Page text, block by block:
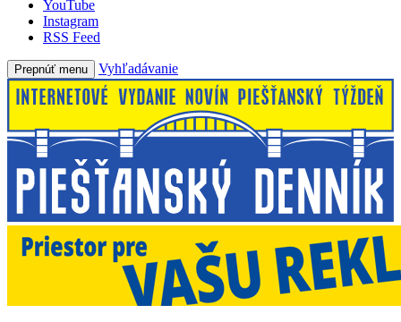
YouTube
Instagram
RSS Feed
Prepnúť menu Vyhľadávanie